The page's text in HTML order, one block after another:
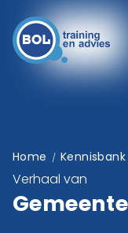
Home / Kennisbank
Verhaal van